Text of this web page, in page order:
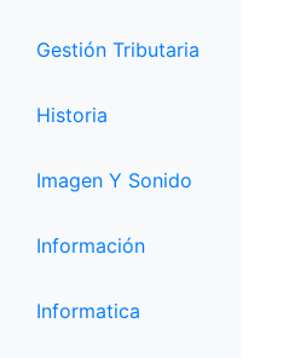
Gestión Tributaria
Historia
Imagen Y Sonido
Información
Informatica